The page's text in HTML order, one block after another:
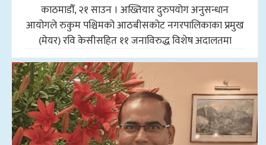
काठमाडौँ, २१ साउन । अख्तियार दुरुपयोग अनुसन्धान
आयोगले रुकुम पश्चिमको आठबीसकोट नगरपालिकाका प्रमुख
(मेयर) रवि केसीसहित ११ जनाविरुद्ध विशेष अदालतमा